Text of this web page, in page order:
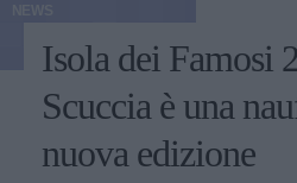
Isola dei Famosi
Scuccia è una
nuova edizione